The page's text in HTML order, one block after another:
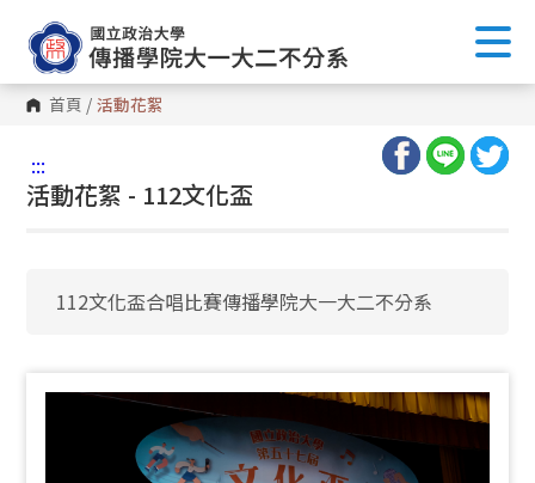
首頁 / 活動花絮
:::
活動花絮 - 112文化盃
112文化盃合唱比賽傳播學院大一大二不分系